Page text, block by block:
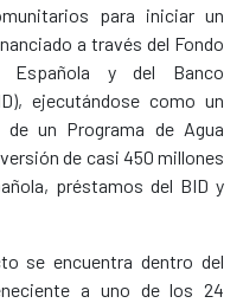
para iniciar un
a través del Fondo
Española y del Banco
ejecutándose como un
un Programa de Agua
de casi 450 millones
préstamos del BID y
se encuentra dentro del
a uno de los 24